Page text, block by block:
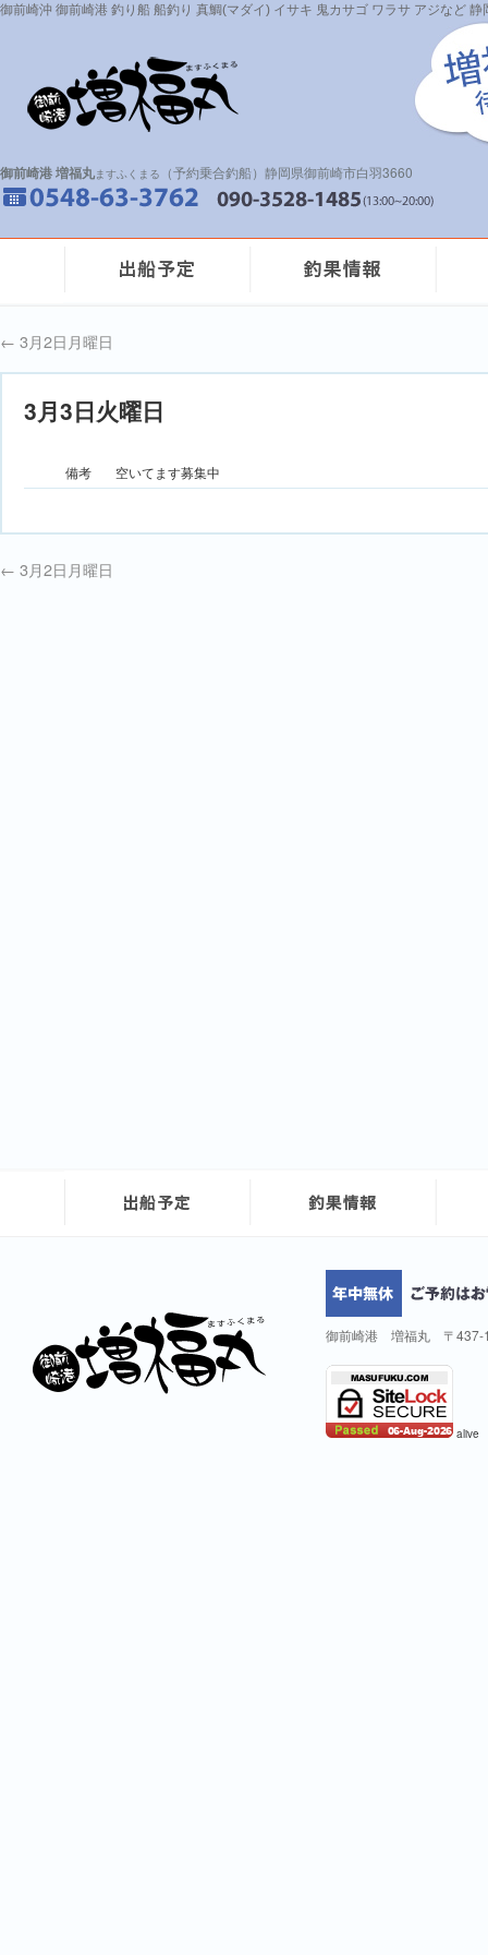
御前崎沖 御前崎港 釣り船 船釣り 真鯛(マダイ) イサキ 鬼カサゴ ワラサ アジなど
御前崎港 増福丸ますふくまる （予約乗合釣船）静岡県御前崎市白羽3660
← 3月2日月曜日
3月3日火曜日
備考 空いてます募集中
← 3月2日月曜日
御前崎港 増福丸 〒437-
alive